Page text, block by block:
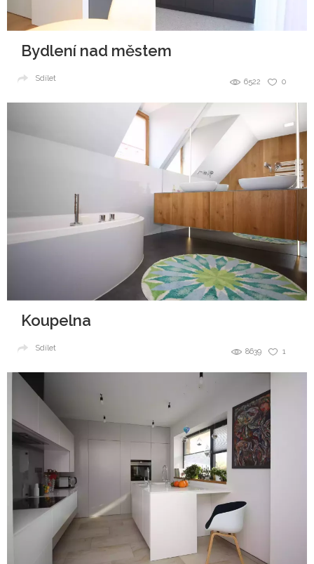
Bydlení nad městem
0
6522
Sdílet
Koupelna
1
8639
Sdílet